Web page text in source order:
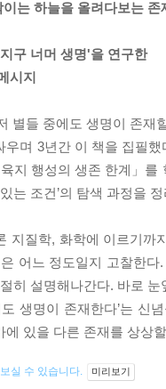
는 하늘을 올려다보는 존
구 너머 생명'을 연구한
시지
별들 중에도 생명이 존
우며 3년간 이 책을 집필
지 행성의 생존 한계」를
는 조건’의 탐색 과정을
지질학, 화학에 이르기까
은 어느 정도일지 고찰한
히 설명해나간다. 바로
도 생명이 존재한다’는
에 있을 다른 존재를 상상
실 수 있습니다. 미리보기